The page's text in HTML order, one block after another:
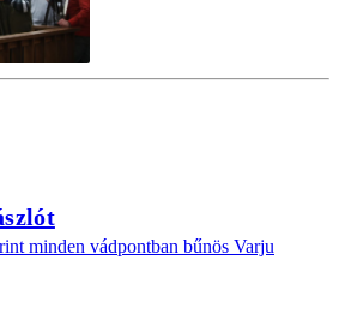
minden vádpontban bűnös Varju